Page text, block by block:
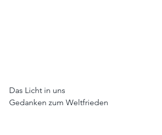
Das Licht in uns
Gedanken zum Weltfrieden